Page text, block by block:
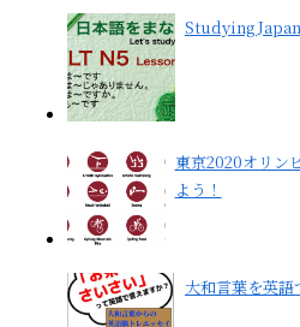
Studying
東京2020オリン
よう！
大和言葉を英語